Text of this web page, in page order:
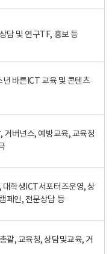
담 및 연구TF, 홍보 등
바른ICT 교육 및 콘텐츠
거버넌스, 예방교육, 교육청
대학생ICT서포터즈운영, 상
페인, 전문상담 등
괄, 교육청, 상담및교육, 거